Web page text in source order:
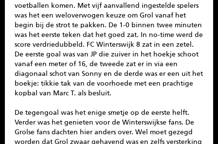
voetballen komen. Met vijf aanvallend ingestelde spelers
was het een weloverwogen keuze om Grol vanaf het
begin bij de strot te pakken. De 1-0 binnen twee minuten
was het eerste teken dat het goed zat. In no-time werd de
score verdriedubbeld. FC Winterswijk 8 zat in een zetel.
De eerste goal was van JP die zuiver in het hoekje schoot
vanaf een meter of 16, de tweede zat er in via een
diagonaal schot van Sonny en de derde was er een uit het
boekje: tikkie tak van de voorhoede met een prachtige
kopbal van Marc T. als besluit.
De tegengoal was het enige smetje op de eerste helft.
Verder was het genieten voor de Winterswijkse fans. De
Grolse fans dachten hier anders over. Wel moet gezegd
worden dat Grol zwaar gehavend was en zelfs versterking